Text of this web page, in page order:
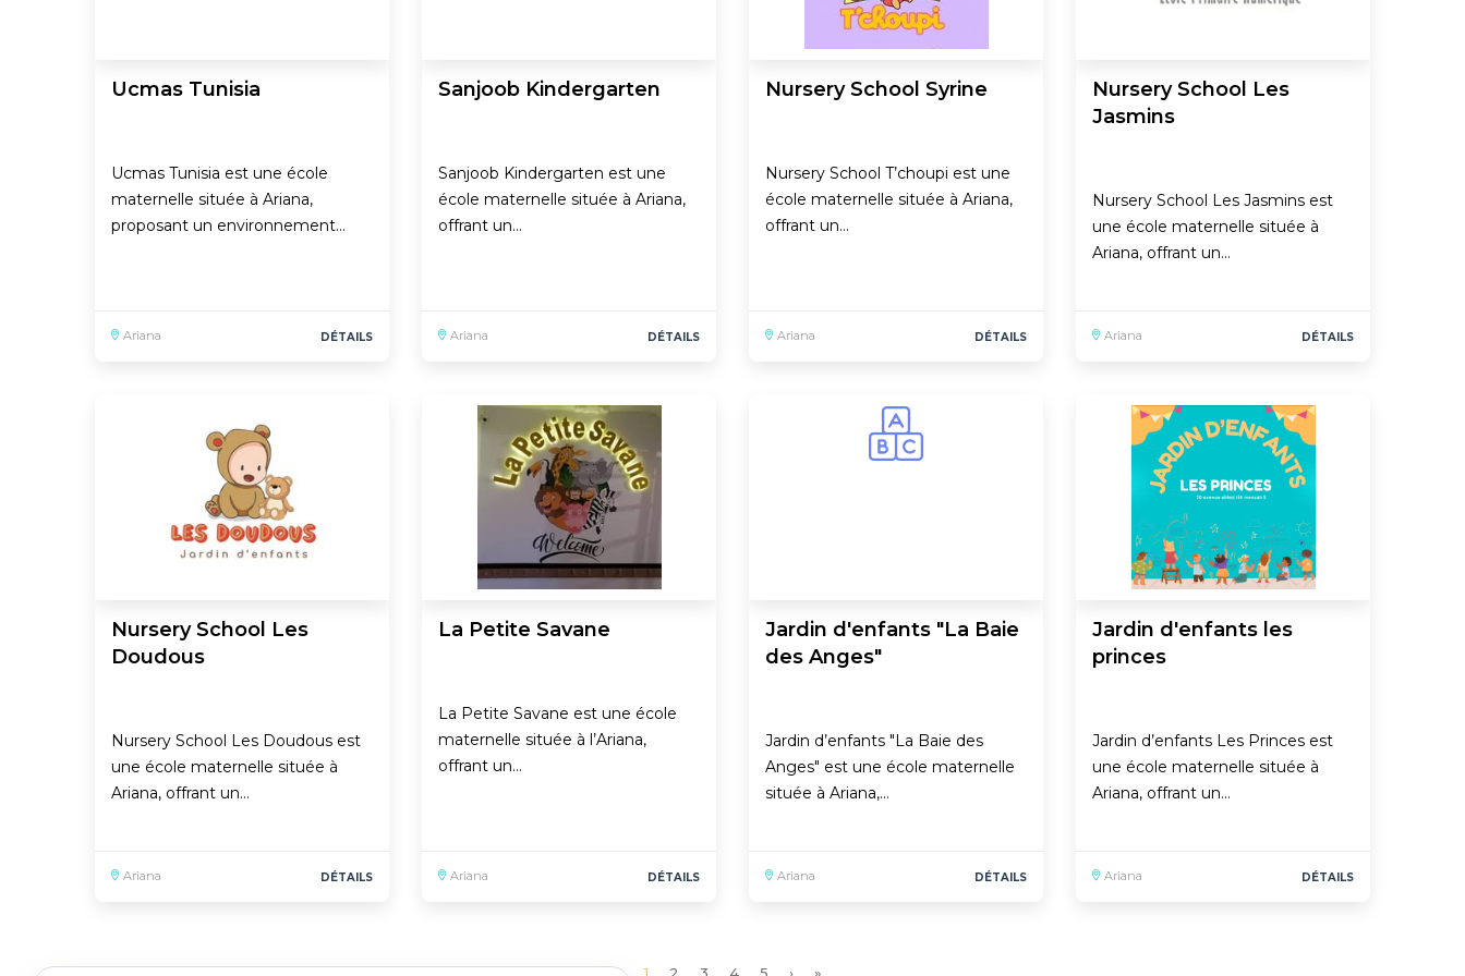
Ucmas Tunisia
Ucmas Tunisia est une école
maternelle située à Ariana,
proposant un environnement…
Ariana DÉTAILS
Sanjoob Kindergarten
Sanjoob Kindergarten est une
école maternelle située à Ariana,
offrant un…
Ariana DÉTAILS
Nursery School Syrine
Nursery School T’choupi est une
école maternelle située à Ariana,
offrant un…
Ariana DÉTAILS
Nursery School Les
Jasmins
Nursery School Les Jasmins est
une école maternelle située à
Ariana, offrant un…
Ariana DÉTAILS
Nursery School Les
Doudous
Nursery School Les Doudous est
une école maternelle située à
Ariana, offrant un…
Ariana DÉTAILS
La Petite Savane
La Petite Savane est une école
maternelle située à l’Ariana,
offrant un…
Ariana DÉTAILS
Jardin d'enfants "La Baie
des Anges"
Jardin d’enfants "La Baie des
Anges" est une école maternelle
située à Ariana,…
Ariana DÉTAILS
Jardin d'enfants les
princes
Jardin d’enfants Les Princes est
une école maternelle située à
Ariana, offrant un…
Ariana DÉTAILS